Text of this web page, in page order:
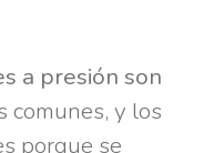
a presión son
comunes, y los
porque se